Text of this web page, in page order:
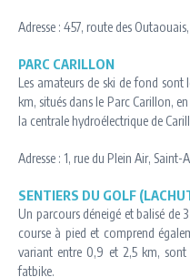
Adresse : 457, route des
PARC CARILLON
Les amateurs de ski de fond sont
km, situés dans le Parc Carillon,
la centrale hydroélectrique de
Adresse : 1, rue du Plein Air, Saint-
SENTIERS DU GOLF
Un parcours déneigé et balisé de
course à pied et comprend
variant entre 0,9 et 2,5 km, sont
fatbike.